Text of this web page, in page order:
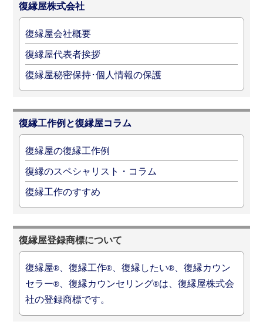
復縁屋株式会社
復縁屋会社概要
復縁屋代表者挨拶
復縁屋秘密保持･個人情報の保護
復縁工作例と復縁屋コラム
復縁屋の復縁工作例
復縁のスペシャリスト・コラム
復縁工作のすすめ
復縁屋登録商標について
復縁屋®、復縁工作®、復縁したい®、復縁カウン
セラー®、復縁カウンセリング®は、復縁屋株式会
社の登録商標です。